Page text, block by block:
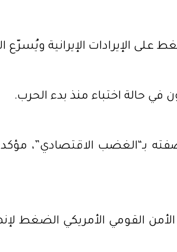
الإيرادات الإيرانية ويُسرّع
في حالة اختباء منذ بدء الحرب.
بـ“الغضب الاقتصادي”،
القومي الأمريكي الضغط لإنهاء